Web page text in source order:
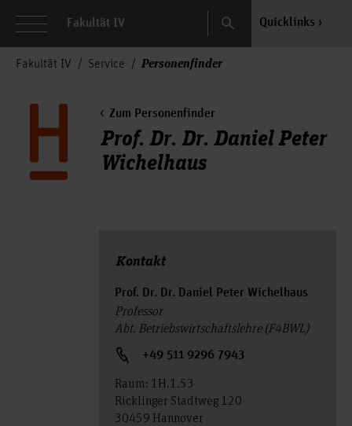
Fakultät IV Search Quicklinks
Fakultät IV Service Personenfinder
Zum Personenfinder
Prof. Dr. Dr. Daniel Peter
Wichelhaus
Kontakt
Prof. Dr. Dr. Daniel Peter Wichelhaus
Professor
Abt. Betriebswirtschaftslehre (F4BWL)
+49 511 9296 7943
Raum: 1H.1.53
Ricklinger Stadtweg 120
30459 Hannover